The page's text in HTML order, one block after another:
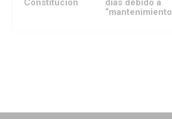
Constitución
días debido a